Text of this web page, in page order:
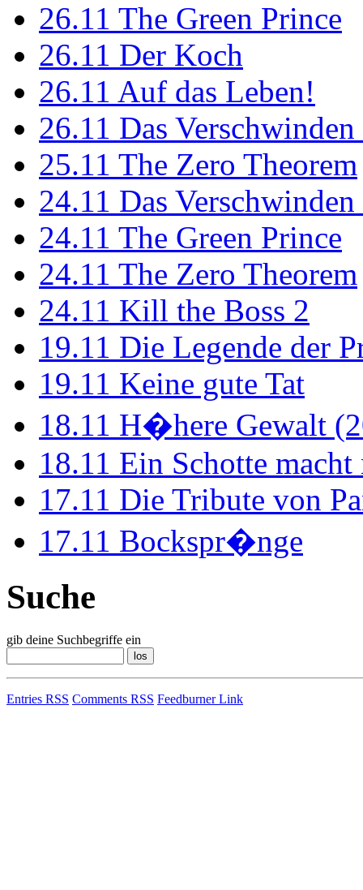
26.11 The Green Prince
26.11 Der Koch
26.11 Auf das Leben!
26.11 Das
25.11 The Zero Theorem
24.11 Das
24.11 The Green Prince
24.11 The Zero Theorem
24.11 Kill the Boss 2
19.11 Die Legende der
19.11 Keine gute Tat
18.11 H�here Gewalt
18.11 Ein Schotte
17.11 Die Tribute von
17.11 Bockspr�nge
Suche
gib deine Suchbegriffe ein
Entries RSS Comments RSS Feedburner Link